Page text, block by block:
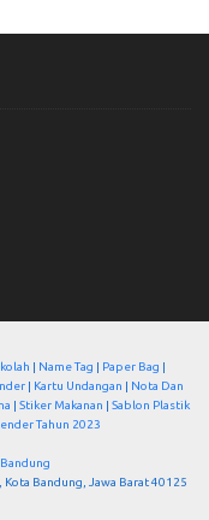
Name Tag Paper Bag
| Kartu Undangan
Nota Dan
Stiker Makanan
Sablon Plastik
Tahun 2023
Bandung, Jawa Barat 40125